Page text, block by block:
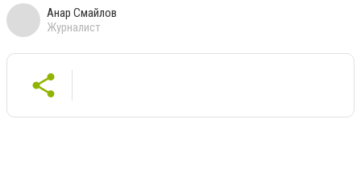
Анар Смайлов
Журналист